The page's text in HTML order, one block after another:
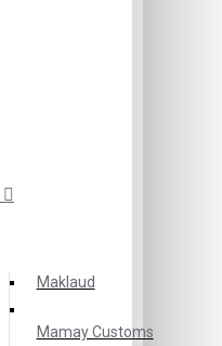
Maklaud
Mamay Customs